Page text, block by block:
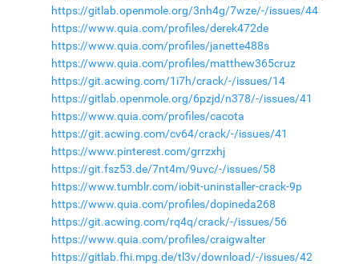
https://gitlab.openmole.org/3nh4g/7wze/-/issues/44
https://www.quia.com/profiles/derek472de
https://www.quia.com/profiles/janette488s
https://www.quia.com/profiles/matthew365cruz
https://git.acwing.com/1i7h/crack/-/issues/14
https://gitlab.openmole.org/6pzjd/n378/-/issues/41
https://www.quia.com/profiles/cacota
https://git.acwing.com/cv64/crack/-/issues/41
https://www.pinterest.com/grrzxhj
https://git.fsz53.de/7nt4m/9uvc/-/issues/58
https://www.tumblr.com/iobit-uninstaller-crack-9p
https://www.quia.com/profiles/dopineda268
https://git.acwing.com/rq4q/crack/-/issues/56
https://www.quia.com/profiles/craigwalter
https://gitlab.fhi.mpg.de/tl3v/download/-/issues/42